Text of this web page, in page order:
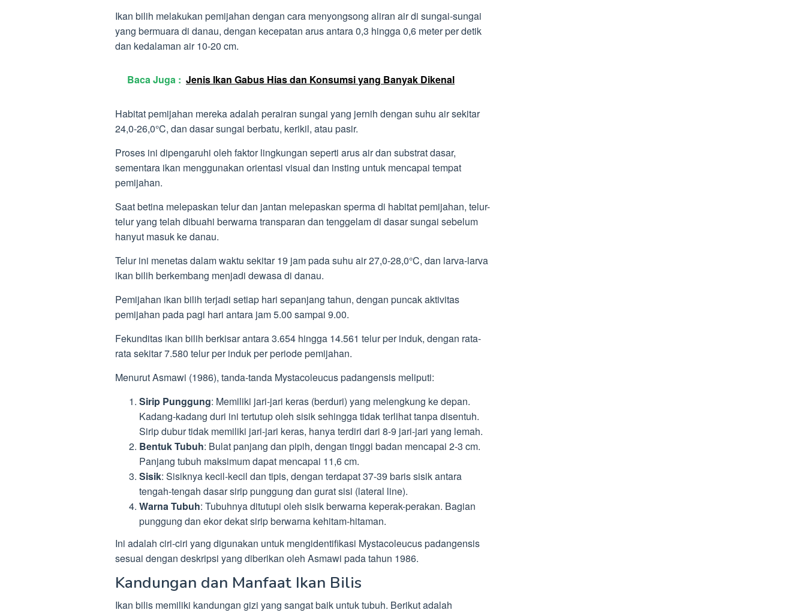
Ikan bilih melakukan pemijahan dengan cara menyongsong aliran air di sungai-sungai
yang bermuara di danau, dengan kecepatan arus antara 0,3 hingga 0,6 meter per detik
dan kedalaman air 10-20 cm.
Baca Juga : Jenis Ikan Gabus Hias dan Konsumsi yang Banyak Dikenal
Habitat pemijahan mereka adalah perairan sungai yang jernih dengan suhu air sekitar
24,0-26,0°C, dan dasar sungai berbatu, kerikil, atau pasir.
Proses ini dipengaruhi oleh faktor lingkungan seperti arus air dan substrat dasar,
sementara ikan menggunakan orientasi visual dan insting untuk mencapai tempat
pemijahan.
Saat betina melepaskan telur dan jantan melepaskan sperma di habitat pemijahan, telur-
telur yang telah dibuahi berwarna transparan dan tenggelam di dasar sungai sebelum
hanyut masuk ke danau.
Telur ini menetas dalam waktu sekitar 19 jam pada suhu air 27,0-28,0°C, dan larva-larva
ikan bilih berkembang menjadi dewasa di danau.
Pemijahan ikan bilih terjadi setiap hari sepanjang tahun, dengan puncak aktivitas
pemijahan pada pagi hari antara jam 5.00 sampai 9.00.
Fekunditas ikan bilih berkisar antara 3.654 hingga 14.561 telur per induk, dengan rata-
rata sekitar 7.580 telur per induk per periode pemijahan.
Menurut Asmawi (1986), tanda-tanda Mystacoleucus padangensis meliputi:
Sirip Punggung: Memiliki jari-jari keras (berduri) yang melengkung ke depan.
Kadang-kadang duri ini tertutup oleh sisik sehingga tidak terlihat tanpa disentuh.
Sirip dubur tidak memiliki jari-jari keras, hanya terdiri dari 8-9 jari-jari yang lemah.
Bentuk Tubuh: Bulat panjang dan pipih, dengan tinggi badan mencapai 2-3 cm.
Panjang tubuh maksimum dapat mencapai 11,6 cm.
Sisik: Sisiknya kecil-kecil dan tipis, dengan terdapat 37-39 baris sisik antara
tengah-tengah dasar sirip punggung dan gurat sisi (lateral line).
Warna Tubuh: Tubuhnya ditutupi oleh sisik berwarna keperak-perakan. Bagian
punggung dan ekor dekat sirip berwarna kehitam-hitaman.
Ini adalah ciri-ciri yang digunakan untuk mengidentifikasi Mystacoleucus padangensis
sesuai dengan deskripsi yang diberikan oleh Asmawi pada tahun 1986.
Kandungan dan Manfaat Ikan Bilis
Ikan bilis memiliki kandungan gizi yang sangat baik untuk tubuh. Berikut adalah